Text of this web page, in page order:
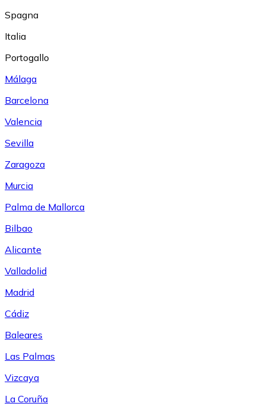
Spagna
Italia
Portogallo
Málaga
Barcelona
Valencia
Sevilla
Zaragoza
Murcia
Palma de Mallorca
Bilbao
Alicante
Valladolid
Madrid
Cádiz
Baleares
Las Palmas
Vizcaya
La Coruña